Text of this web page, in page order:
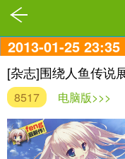
2013-01-25 23:35
[杂志]围绕人鱼传说
8517 电脑版>>>